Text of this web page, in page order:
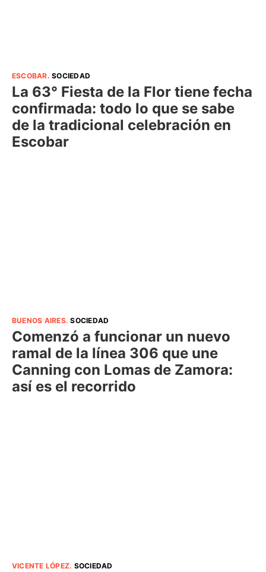
ESCOBAR.SOCIEDAD
La 63° Fiesta de la Flor tiene fecha
confirmada: todo lo que se sabe
de la tradicional celebración en
Escobar
BUENOS AIRES.SOCIEDAD
Comenzó a funcionar un nuevo
ramal de la línea 306 que une
Canning con Lomas de Zamora:
así es el recorrido
VICENTE LÓPEZ. SOCIEDAD